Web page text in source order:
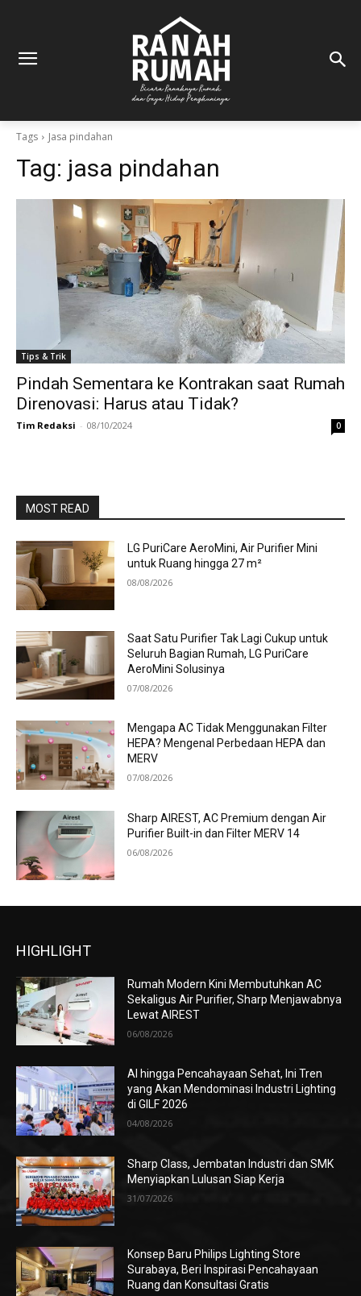
Tags Jasa pindahan
Tag: jasa pindahan
Tips & Trik
Pindah Sementara ke Kontrakan saat Rumah
Direnovasi: Harus atau Tidak?
Tim Redaksi - 08/10/2024 0
MOST READ
LG PuriCare AeroMini, Air Purifier Mini
untuk Ruang hingga 27 m²
08/08/2026
Saat Satu Purifier Tak Lagi Cukup untuk
Seluruh Bagian Rumah, LG PuriCare
AeroMini Solusinya
07/08/2026
Mengapa AC Tidak Menggunakan Filter
HEPA? Mengenal Perbedaan HEPA dan
MERV
07/08/2026
Sharp AIREST, AC Premium dengan Air
Purifier Built-in dan Filter MERV 14
06/08/2026
HIGHLIGHT
Rumah Modern Kini Membutuhkan AC
Sekaligus Air Purifier, Sharp Menjawabnya
Lewat AIREST
06/08/2026
AI hingga Pencahayaan Sehat, Ini Tren
yang Akan Mendominasi Industri Lighting
di GILF 2026
04/08/2026
Sharp Class, Jembatan Industri dan SMK
Menyiapkan Lulusan Siap Kerja
31/07/2026
Konsep Baru Philips Lighting Store
Surabaya, Beri Inspirasi Pencahayaan
Ruang dan Konsultasi Gratis